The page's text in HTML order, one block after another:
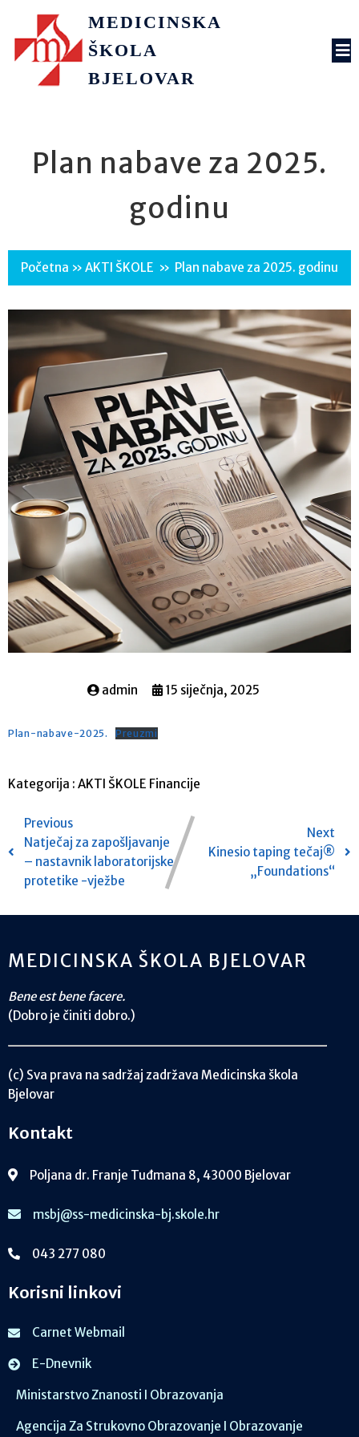
MEDICINSKA
ŠKOLA
BJELOVAR
Plan nabave za 2025.
godinu
Početna » AKTI ŠKOLE » Plan nabave za 2025. godinu
admin 15 siječnja, 2025
Plan-nabave-2025. Preuzmi
Kategorija : AKTI ŠKOLE Financije
Previous
Natječaj za zapošljavanje
– nastavnik laboratorijske
protetike -vježbe
Next
Kinesio taping tečaj®
„Foundations“
MEDICINSKA ŠKOLA BJELOVAR
Bene est bene facere.
(Dobro je činiti dobro.)
(c) Sva prava na sadržaj zadržava Medicinska škola
Bjelovar
Kontakt
Poljana dr. Franje Tuđmana 8, 43000 Bjelovar
msbj@ss-medicinska-bj.skole.hr
043 277 080
Korisni linkovi
Carnet Webmail
E-Dnevnik
Ministarstvo Znanosti I Obrazovanja
Agencija Za Strukovno Obrazovanje I Obrazovanje